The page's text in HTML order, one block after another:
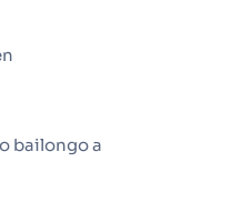
bailongo a